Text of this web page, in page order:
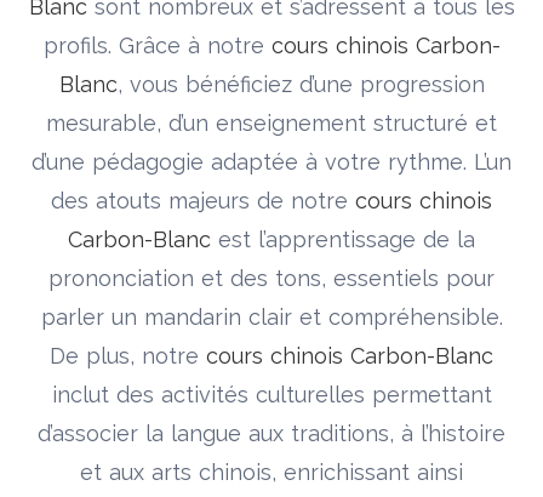
Blancsont nombreux et s’adressent à tous les
profils. Grâce à notre cours chinois Carbon-
Blanc, vous bénéficiez d’une progression
mesurable, d’un enseignement structuré et
d’une pédagogie adaptée à votre rythme. L’un
des atouts majeurs de notre cours chinois
Carbon-Blanc est l’apprentissage de la
prononciation et des tons, essentiels pour
parler un mandarin clair et compréhensible.
De plus, notre cours chinois Carbon-Blanc
inclut des activités culturelles permettant
d’associer la langue aux traditions, à l’histoire
et aux arts chinois, enrichissant ainsi